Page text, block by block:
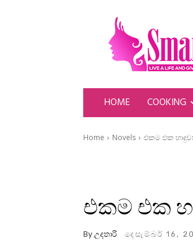
SmartLady
HOME COOKING
Home Novels එකම එක
එකම එක
By උදතාරි දෙසැම්බර් 16,